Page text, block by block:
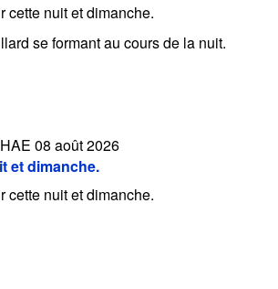
cette nuit et dimanche.
se formant au cours de la nuit.
08 août 2026
et dimanche.
cette nuit et dimanche.